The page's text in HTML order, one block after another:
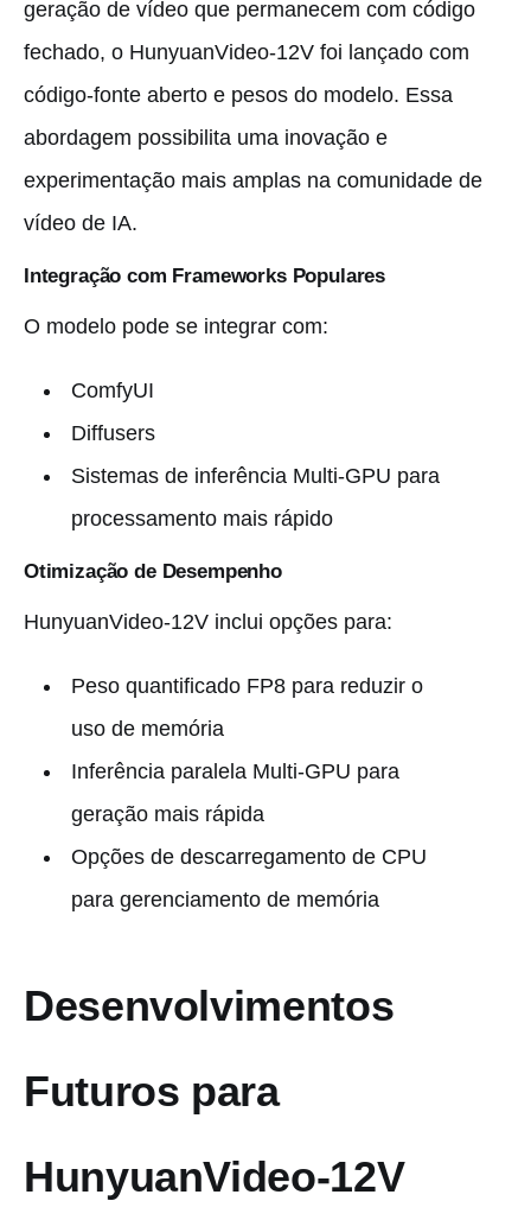
geração de vídeo que permanecem com código
fechado, o HunyuanVideo-12V foi lançado com
código-fonte aberto e pesos do modelo. Essa
abordagem possibilita uma inovação e
experimentação mais amplas na comunidade de
vídeo de IA.
Integração com Frameworks Populares
O modelo pode se integrar com:
ComfyUI
Diffusers
Sistemas de inferência Multi-GPU para
processamento mais rápido
Otimização de Desempenho
HunyuanVideo-12V inclui opções para:
Peso quantificado FP8 para reduzir o
uso de memória
Inferência paralela Multi-GPU para
geração mais rápida
Opções de descarregamento de CPU
para gerenciamento de memória
Desenvolvimentos
Futuros para
HunyuanVideo-12V